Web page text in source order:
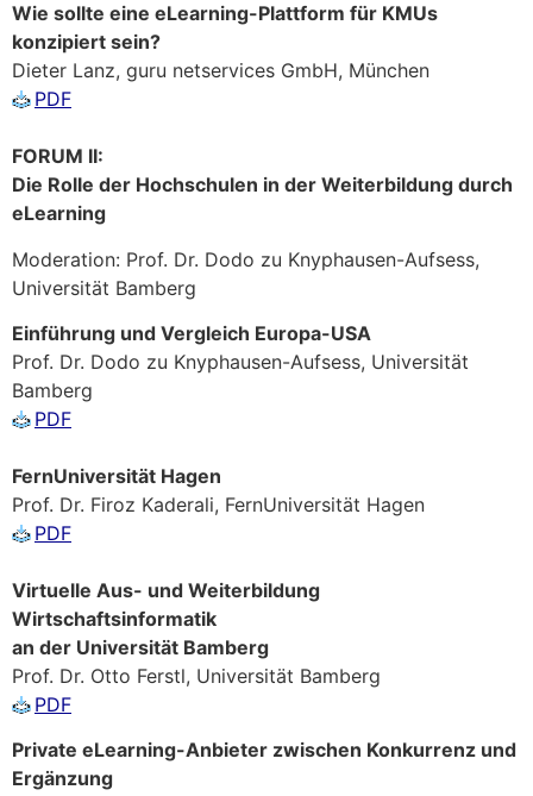
Wie sollte eine eLearning-Plattform für KMUs
konzipiert sein?
Dieter Lanz, guru netservices GmbH, München
PDF
FORUM II:
Die Rolle der Hochschulen in der Weiterbildung durch
eLearning
Moderation: Prof. Dr. Dodo zu Knyphausen-Aufsess,
Universität Bamberg
Einführung und Vergleich Europa-USA
Prof. Dr. Dodo zu Knyphausen-Aufsess, Universität
Bamberg
PDF
FernUniversität Hagen
Prof. Dr. Firoz Kaderali, FernUniversität Hagen
PDF
Virtuelle Aus- und Weiterbildung
Wirtschaftsinformatik
an der Universität Bamberg
Prof. Dr. Otto Ferstl, Universität Bamberg
PDF
Private eLearning-Anbieter zwischen Konkurrenz und
Ergänzung